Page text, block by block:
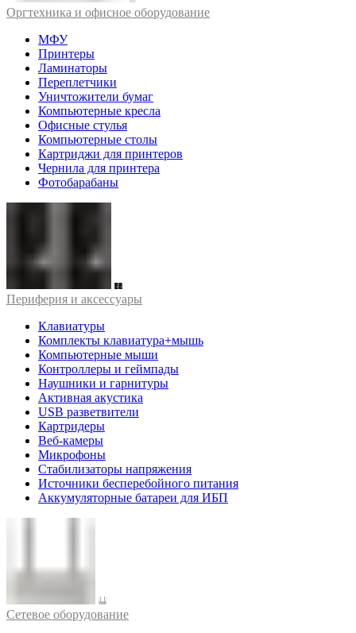
Оргтехника и офисное оборудование
МФУ
Принтеры
Ламинаторы
Переплетчики
Уничтожители бумаг
Компьютерные кресла
Офисные стулья
Компьютерные столы
Картриджи для принтеров
Чернила для принтера
Фотобарабаны
Периферия и аксессуары
Клавиатуры
Комплекты клавиатура+мышь
Компьютерные мыши
Контроллеры и геймпады
Наушники и гарнитуры
Активная акустика
USB разветвители
Картридеры
Веб-камеры
Микрофоны
Стабилизаторы напряжения
Источники бесперебойного питания
Аккумуляторные батареи для ИБП
Cетевое оборудование